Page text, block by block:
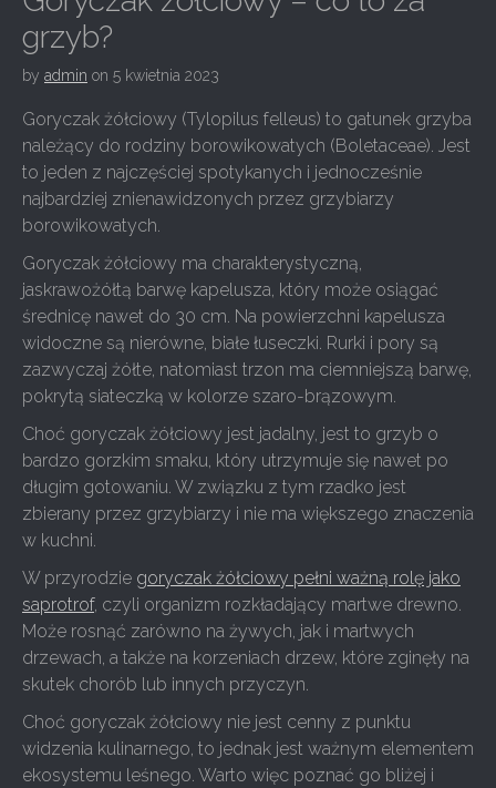
grzyb?
by admin on 5 kwietnia 2023
Goryczak żółciowy (Tylopilus felleus) to gatunek grzyba
należący do rodziny borowikowatych (Boletaceae). Jest
to jeden z najczęściej spotykanych i jednocześnie
najbardziej znienawidzonych przez grzybiarzy
borowikowatych.
Goryczak żółciowy ma charakterystyczną,
jaskrawożółtą barwę kapelusza, który może osiągać
średnicę nawet do 30 cm. Na powierzchni kapelusza
widoczne są nierówne, białe łuseczki. Rurki i pory są
zazwyczaj żółte, natomiast trzon ma ciemniejszą barwę,
pokrytą siateczką w kolorze szaro-brązowym.
Choć goryczak żółciowy jest jadalny, jest to grzyb o
bardzo gorzkim smaku, który utrzymuje się nawet po
długim gotowaniu. W związku z tym rzadko jest
zbierany przez grzybiarzy i nie ma większego znaczenia
w kuchni.
W przyrodzie goryczak żółciowy pełni ważną rolę jako
saprotrof, czyli organizm rozkładający martwe drewno.
Może rosnąć zarówno na żywych, jak i martwych
drzewach, a także na korzeniach drzew, które zginęły na
skutek chorób lub innych przyczyn.
Choć goryczak żółciowy nie jest cenny z punktu
widzenia kulinarnego, to jednak jest ważnym elementem
ekosystemu leśnego. Warto więc poznać go bliżej i